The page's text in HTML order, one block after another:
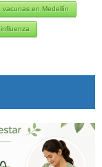
vacunas en Medellín
influenza